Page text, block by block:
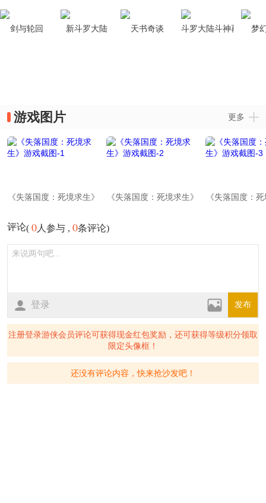
剑与轮回 新斗罗大陆 天书奇谈 斗罗大陆斗神再临 梦
游戏图片 更多
《失落国度：死境求生》
《失落国度：死境求生》
《失落国度：
评论( 0人参与 , 0条评论)
登录 发布
注册登录游侠会员评论可获得现金红包奖励，还可获得等级积分领取
限定头像框！
还没有评论内容，快来抢沙发吧！